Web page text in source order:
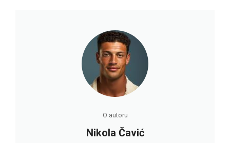
O autoru
Nikola Čavić